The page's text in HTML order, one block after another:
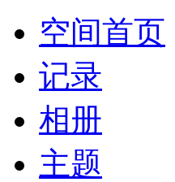
空间首页
记录
相册
主题